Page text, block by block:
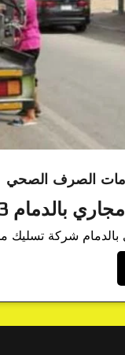
الصرف الصحي
شفط وفتح المجاري
شركة تسليك